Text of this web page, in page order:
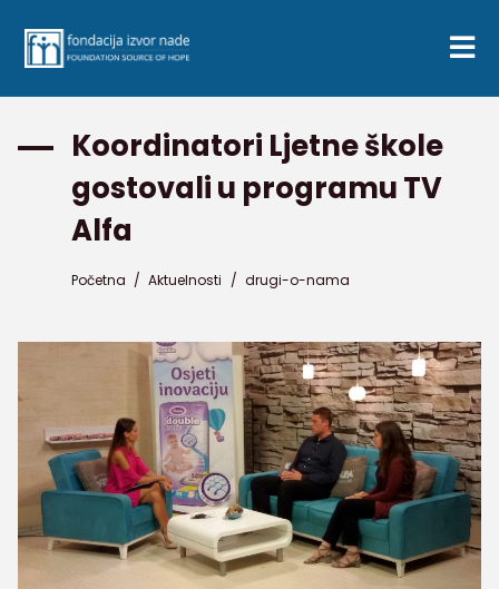
Koordinatori Ljetne škole
gostovali u programu TV
Alfa
Početna / Aktuelnosti / drugi-o-nama